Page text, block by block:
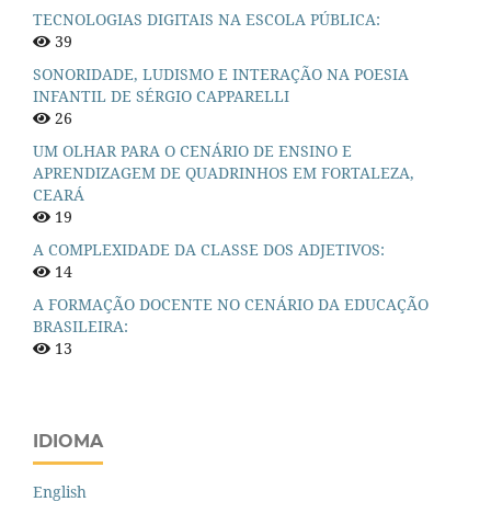
TECNOLOGIAS DIGITAIS NA ESCOLA PÚBLICA:
39
SONORIDADE, LUDISMO E INTERAÇÃO NA POESIA
INFANTIL DE SÉRGIO CAPPARELLI
26
UM OLHAR PARA O CENÁRIO DE ENSINO E
APRENDIZAGEM DE QUADRINHOS EM FORTALEZA,
CEARÁ
19
A COMPLEXIDADE DA CLASSE DOS ADJETIVOS:
14
A FORMAÇÃO DOCENTE NO CENÁRIO DA EDUCAÇÃO
BRASILEIRA:
13
IDIOMA
English